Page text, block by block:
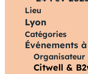
Lieu
Lyon
Catégories
Événements
Organisateur
Citwell &